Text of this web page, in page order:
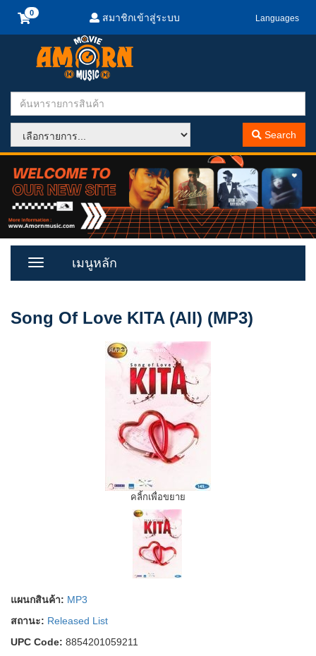
สมาชิกเข้าสู่ระบบ Languages
Search
Toggle
เมนูหลัก
Song Of Love KITA (All) (MP3)
คลิ้กเพื่อขยาย
แผนกสินค้า: MP3
สถานะ: Released List
UPC Code: 8854201059211